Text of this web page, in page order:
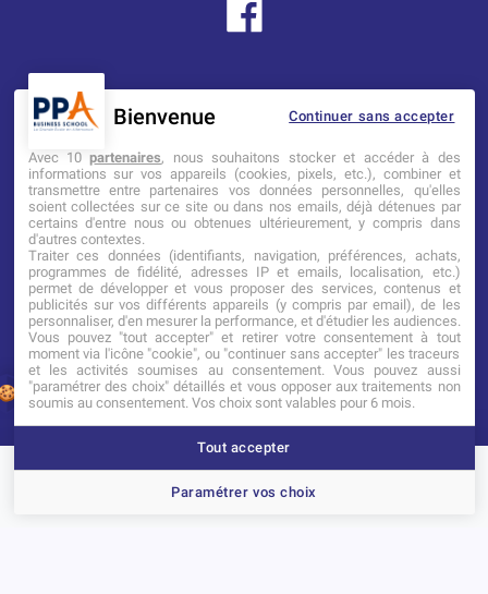
Mentions légales Tarifs CGI
Établissement d’Enseignement
Supérieur Technique Privé
Dernière mise à jour : Novembre 2025
Portes ouvertes
Continuer sans accepter
Bienvenue
Avec 10partenaires, nous souhaitons stocker et accéder à des
informations sur vos appareils (cookies, pixels, etc.), combiner et
transmettre entre partenaires vos données personnelles, qu'elles
soient collectées sur ce site ou dans nos emails, déjà détenues par
certains d'entre nous ou obtenues ultérieurement, y compris dans
d'autres contextes.
Traiter ces données (identifiants, navigation, préférences, achats,
programmes de fidélité, adresses IP et emails, localisation, etc.)
permet de développer et vous proposer des services, contenus et
publicités sur vos différents appareils (y compris par email), de les
personnaliser, d'en mesurer la performance, et d'étudier les audiences.
Vous pouvez "tout accepter" et retirer votre consentement à tout
moment via l'icône "cookie", ou "continuer sans accepter" les traceurs
et les activités soumises au consentement. Vous pouvez aussi
"paramétrer des choix" détaillés et vous opposer aux traitements non
soumis au consentement. Vos choix sont valables pour 6 mois.
Paramétrer vos choix
Tout accepter
1